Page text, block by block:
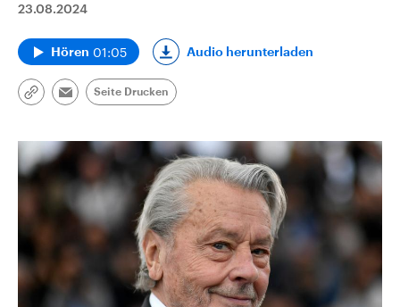
23.08.2024
Hören 01:05 Audio herunterladen
Link
Email
Seite Drucken